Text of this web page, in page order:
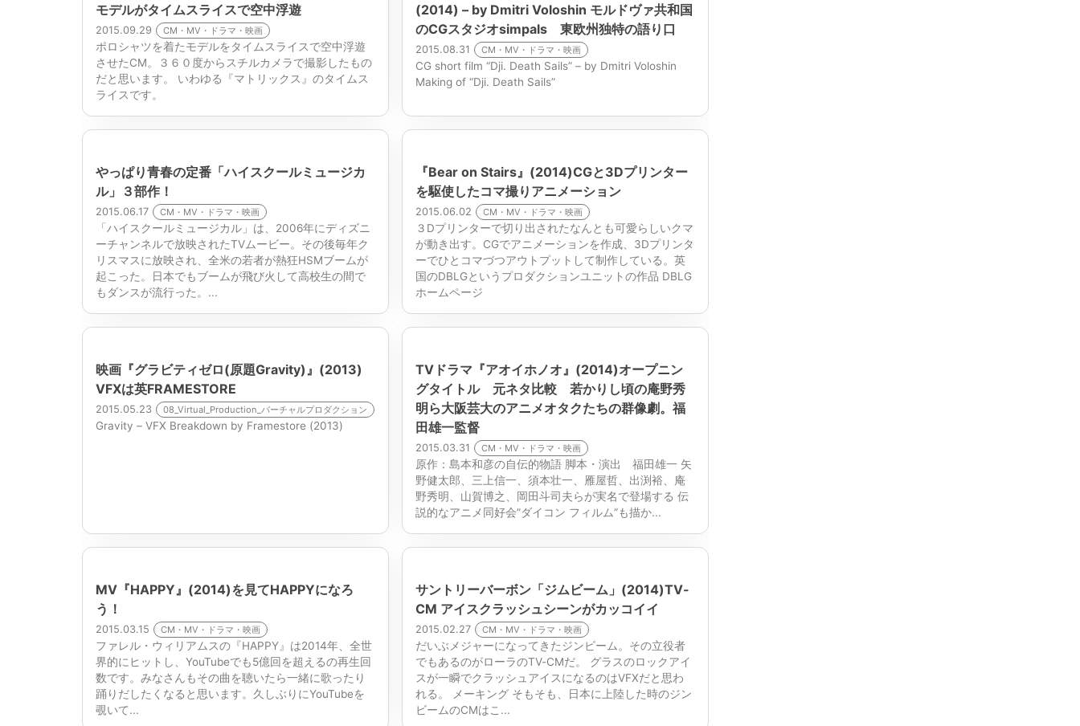
モデルがタイムスライスで空中浮遊
2015.09.29 CM・MV・ドラマ・映画
ポロシャツを着たモデルをタイムスライスで空中浮遊
させたCM。３６０度からスチルカメラで撮影したもの
だと思います。 いわゆる『マトリックス』のタイムス
ライスです。
(2014) – by Dmitri Voloshin モルドヴァ共和国
のCGスタジオsimpals 東欧州独特の語り口
2015.08.31 CM・MV・ドラマ・映画
CG short film “Dji. Death Sails” – by Dmitri Voloshin
Making of “Dji. Death Sails”
やっぱり青春の定番「ハイスクールミュージカ
ル」３部作！
2015.06.17 CM・MV・ドラマ・映画
「ハイスクールミュージカル」は、2006年にディズニ
ーチャンネルで放映されたTVムービー。その後毎年ク
リスマスに放映され、全米の若者が熱狂HSMブームが
起こった。日本でもブームが飛び火して高校生の間で
もダンスが流行った。...
『Bear on Stairs』(2014)CGと3Dプリンター
を駆使したコマ撮りアニメーション
2015.06.02 CM・MV・ドラマ・映画
３Dプリンターで切り出されたなんとも可愛らしいクマ
が動き出す。CGでアニメーションを作成、3Dプリンタ
ーでひとコマづつアウトプットして制作している。英
国のDBLGというプロダクションユニットの作品 DBLG
ホームページ
映画『グラビティゼロ(原題Gravity)』(2013)
VFXは英FRAMESTORE
2015.05.23 08_Virtual_Production_バーチャルプロダクション
Gravity – VFX Breakdown by Framestore (2013)
TVドラマ『アオイホノオ』(2014)オープニン
グタイトル 元ネタ比較 若かりし頃の庵野秀
明ら大阪芸大のアニメオタクたちの群像劇。福
田雄一監督
2015.03.31 CM・MV・ドラマ・映画
原作：島本和彦の自伝的物語 脚本・演出 福田雄一 矢
野健太郎、三上信一、須本壮一、雁屋哲、出渕裕、庵
野秀明、山賀博之、岡田斗司夫らが実名で登場する 伝
説的なアニメ同好会”ダイコン フィルム”も描か...
MV『HAPPY』(2014)を見てHAPPYになろ
う！
2015.03.15 CM・MV・ドラマ・映画
ファレル・ウィリアムスの『HAPPY』は2014年、全世
界的にヒットし、YouTubeでも5億回を超えるの再生回
数です。みなさんもその曲を聴いたら一緒に歌ったり
踊りだしたくなると思います。久しぶりにYouTubeを
覗いて...
サントリーバーボン「ジムビーム」(2014)TV-
CM アイスクラッシュシーンがカッコイイ
2015.02.27 CM・MV・ドラマ・映画
だいぶメジャーになってきたジンビーム。その立役者
でもあるのがローラのTV-CMだ。 グラスのロックアイ
スが一瞬でクラッシュアイスになるのはVFXだと思わ
れる。 メーキング そもそも、日本に上陸した時のジン
ビームのCMはこ...